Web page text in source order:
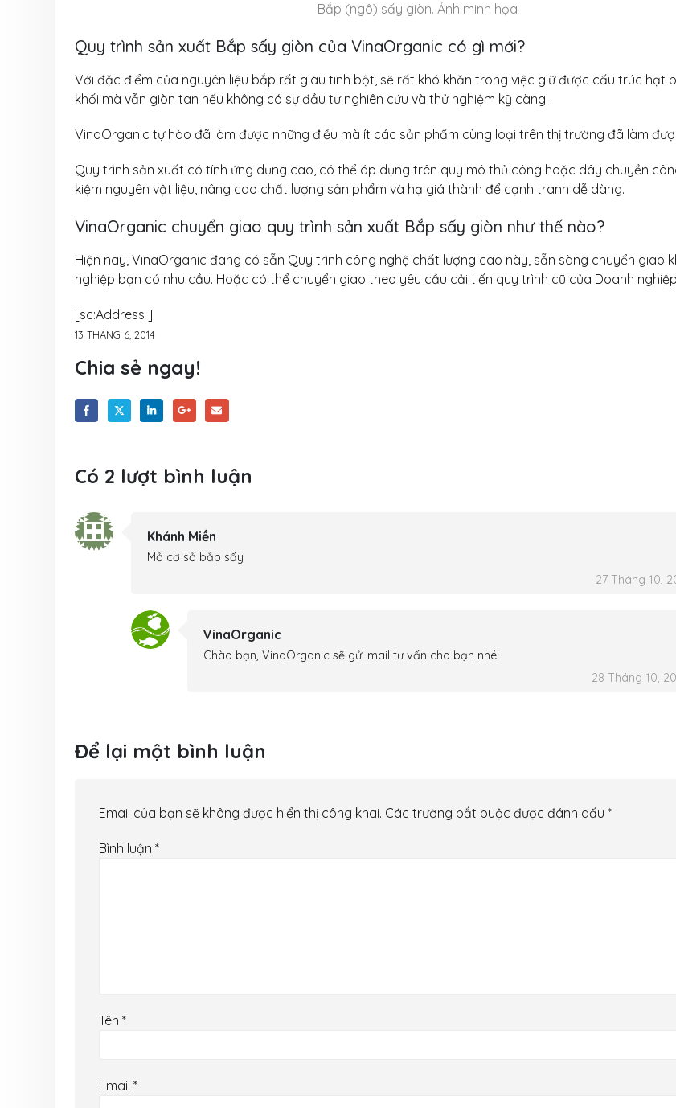
Bắp (ngô) sấy giòn. Ảnh minh họa
Quy trình sản xuất Bắp sấy giòn của VinaOrganic có gì mới?
Với đặc điểm của nguyên liệu bắp rất giàu tinh bột, sẽ rất khó khăn trong việc giữ được cấu trúc hạt
khối mà vẫn giòn tan nếu không có sự đầu tư nghiên cứu và thử nghiệm kỹ càng.
VinaOrganic tự hào đã làm được những điều mà ít các sản phẩm cùng loại trên thị trường đã làm
Quy trình sản xuất có tính ứng dụng cao, có thể áp dụng trên quy mô thủ công hoặc dây chuyền
kiệm nguyên vật liệu, nâng cao chất lượng sản phẩm và hạ giá thành để cạnh tranh dễ dàng.
VinaOrganic chuyển giao quy trình sản xuất Bắp sấy giòn như thế nào?
Hiện nay, VinaOrganic đang có sẵn Quy trình công nghệ chất lượng cao này, sẵn sàng chuyển giao
nghiệp bạn có nhu cầu. Hoặc có thể chuyển giao theo yêu cầu cải tiến quy trình cũ của Doanh
[sc:Address ]
13 THÁNG 6, 2014
Chia sẻ ngay!
Có 2 lượt bình luận
Khánh Miền
Mở cơ sở bắp sấy
27 Tháng 10,
VinaOrganic
Chào bạn, VinaOrganic sẽ gửi mail tư vấn cho bạn nhé!
28 Tháng 10,
Để lại một bình luận
Email của bạn sẽ không được hiển thị công khai. Các trường bắt buộc được đánh dấu *
Bình luận *
Tên *
Email *